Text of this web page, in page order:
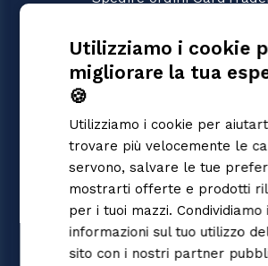
GIOCHI
Flesh and Blood
Yu-Gi-Oh!
Digimon
One Piece
Dragon Ball Super
Cardfight!!
Disney Lorcana
Star Wars
Utilizziamo i cookie
migliorare la tua
🍪
Utilizziamo i cookie per
trovare più velocemente le
servono, salvare le tue
mostrarti offerte e prodotti
per i tuoi mazzi.
informazioni sul tuo utilizzo
sito con i nostri partner